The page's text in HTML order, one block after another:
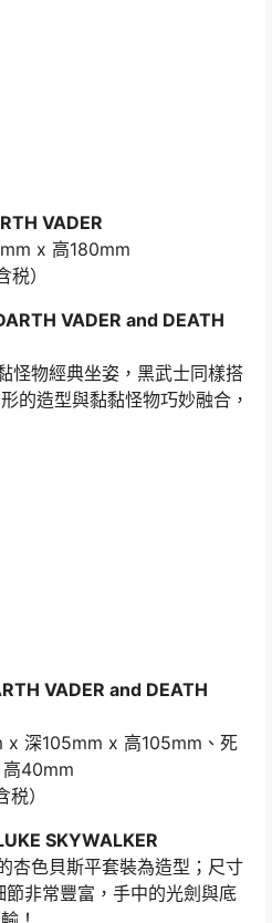
VADER
x 高180mm
）
VADER and DEATH
怪物經典坐姿，黑武士同樣搭
的造型與黏黏怪物巧妙融合，
VADER and DEATH
x 深105mm x 高105mm、死
40mm
）
SKYWALKER
杏色貝斯平套裝為造型；尺寸
非常豐富，手中的光劍與底